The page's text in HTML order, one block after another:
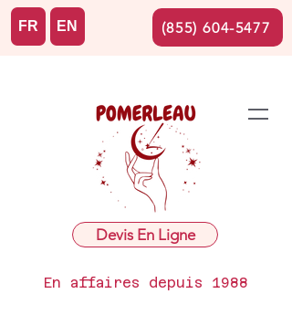
Devis En Ligne
En affaires depuis 1988
FR EN (855) 604-5477